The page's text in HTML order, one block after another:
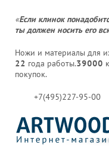
«Если клинок
ты должен носить его
Ножи и материалы для
22 года работы.39000
покупок.
+7(495)227-95-00